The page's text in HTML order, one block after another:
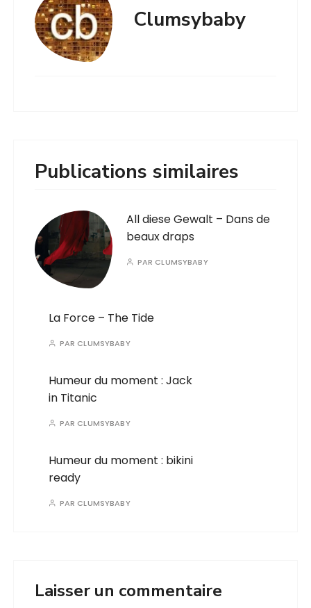
Clumsybaby
Publications similaires
All diese Gewalt – Dans de
beaux draps
PAR CLUMSYBABY
La Force – The Tide
PAR CLUMSYBABY
Humeur du moment : Jack
in Titanic
PAR CLUMSYBABY
Humeur du moment : bikini
ready
PAR CLUMSYBABY
Laisser un commentaire